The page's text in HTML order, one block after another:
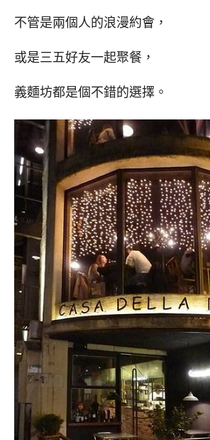
不管是兩個人的浪漫約會，
或是三五好友一起聚餐，
義麵坊都是個不錯的選擇。